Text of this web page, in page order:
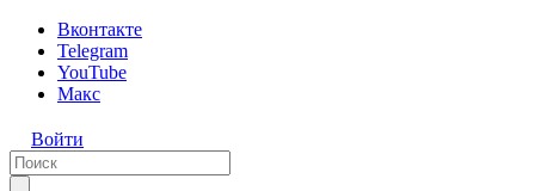
Вконтакте
Telegram
YouTube
Макс
Войти